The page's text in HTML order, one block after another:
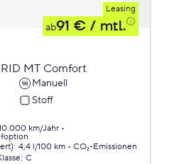
Leasing
ab91 € / mtl.
MT Comfort
Manuell
Stoff
km/Jahr
: 4,4 l/100 km
CO₂-Emissionen
: C